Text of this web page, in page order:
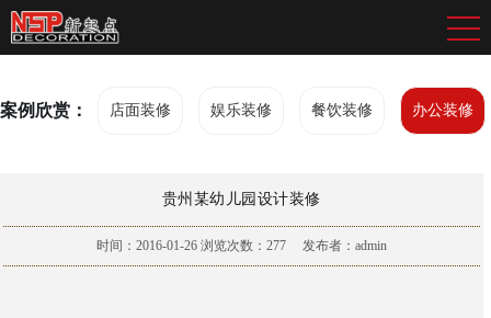
案例欣赏： 店面装修 娱乐装修 餐饮装修 办公装修
贵州某幼儿园设计装修
时间：2016-01-26浏览次数： 277 发布者：admin